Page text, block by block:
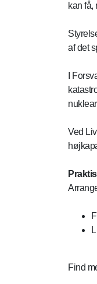
kan få,
af det
I
Ved
Find